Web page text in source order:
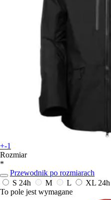
+-1
Rozmiar
*
Przewodnik po rozmiarach
S 24h M L XL 24h
To pole jest wymagane